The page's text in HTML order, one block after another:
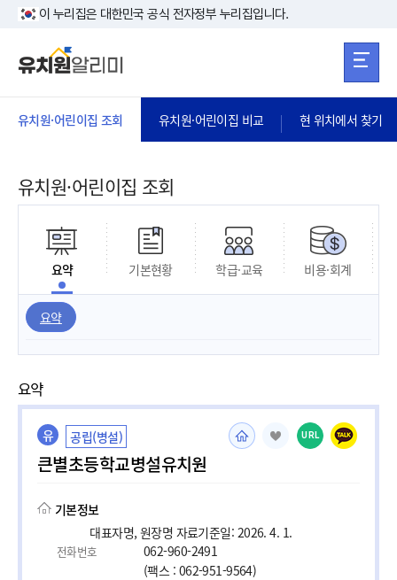
본문 바로가기
이 누리집은 대한민국 공식 전자정부 누리집입니다.
유치원·어린이집 조회 유치원·어린이집 비교 현 위치에서 찾기
유치원·어린이집 조회
요약 기본현황 학급·교육 비용·회계
요약
요약
유 공립(병설)
큰별초등학교병설유치원
URL
기본정보
대표자명, 원장명 자료기준일: 2026. 4. 1.
전화번호
062-960-2491
(팩스 : 062-951-9564)